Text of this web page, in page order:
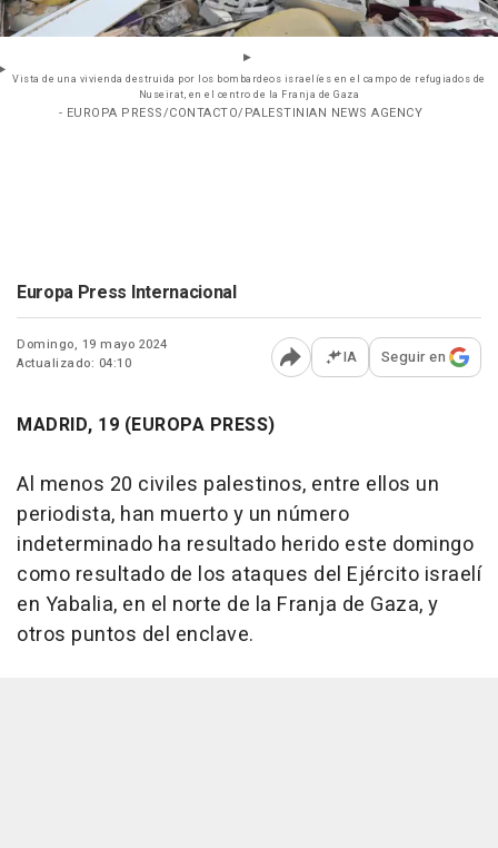
Vista de una vivienda destruida por los bombardeos israelíes en el campo de refugiados de
Nuseirat, en el centro de la Franja de Gaza
- EUROPA PRESS/CONTACTO/PALESTINIAN NEWS AGENCY
Europa Press Internacional
Domingo, 19 mayo 2024
Actualizado: 04:10
Abrir opciones para
IA Seguir en
MADRID, 19 (EUROPA PRESS)
Al menos 20 civiles palestinos, entre ellos un
periodista, han muerto y un número
indeterminado ha resultado herido este domingo
como resultado de los ataques del Ejército israelí
en Yabalia, en el norte de la Franja de Gaza, y
otros puntos del enclave.